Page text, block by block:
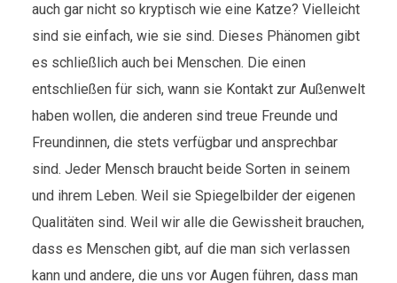
auch gar nicht so kryptisch wie eine Katze? Vielleicht
sind sie einfach, wie sie sind. Dieses Phänomen gibt
es schließlich auch bei Menschen. Die einen
entschließen für sich, wann sie Kontakt zur Außenwelt
haben wollen, die anderen sind treue Freunde und
Freundinnen, die stets verfügbar und ansprechbar
sind. Jeder Mensch braucht beide Sorten in seinem
und ihrem Leben. Weil sie Spiegelbilder der eigenen
Qualitäten sind. Weil wir alle die Gewissheit brauchen,
dass es Menschen gibt, auf die man sich verlassen
kann und andere, die uns vor Augen führen, dass man